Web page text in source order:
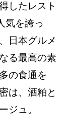
したレスト
気を誇っ
日本グルメ
る最高の素
の食通を
は、酒粕と
ジュ。